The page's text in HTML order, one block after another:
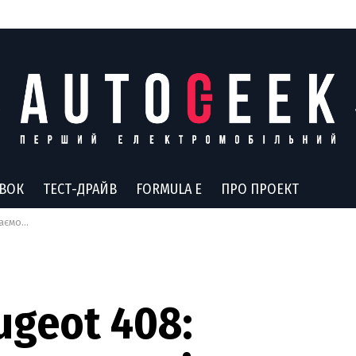
ТЕСТ-ДРАЙВ FORMULA E ПРО ПРОЕКТ
бренду
408: